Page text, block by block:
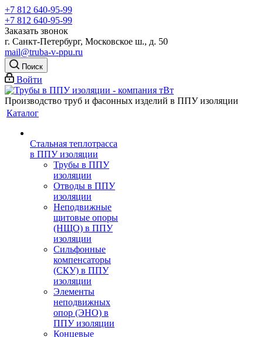
+7 812 640-95-99
+7 812 640-95-99
Заказать звонок
г. Санкт-Петербург, Московское ш., д. 50
mail@truba-v-ppu.ru
Поиск
Войти
Производство труб и фасонных изделий в ППУ изоляции
Каталог
Стальная теплотрасса
в ППУ изоляции
Трубы в ППУ
изоляции
Отводы в ППУ
изоляции
Неподвижные
щитовые опоры
(НЩО) в ППУ
изоляции
Cильфонные
компенсаторы
(СКУ) в ППУ
изоляции
Элементы
неподвижных
опор (ЭНО) в
ППУ изоляции
Концевые